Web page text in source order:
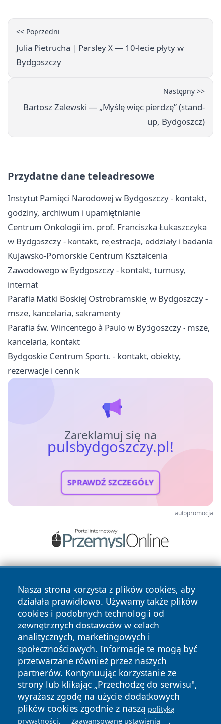
<< Poprzedni
Julia Pietrucha | Parsley X — 10-lecie płyty w
Bydgoszczy
Następny >>
Bartosz Zalewski — „Myślę więc pierdzę” (stand-
up, Bydgoszcz)
Przydatne dane teleadresowe
Instytut Pamięci Narodowej w Bydgoszczy - kontakt,
godziny, archiwum i upamiętnianie
Centrum Onkologii im. prof. Franciszka Łukaszczyka
w Bydgoszczy - kontakt, rejestracja, oddziały i badania
Kujawsko-Pomorskie Centrum Kształcenia
Zawodowego w Bydgoszczy - kontakt, turnusy,
internat
Parafia Matki Boskiej Ostrobramskiej w Bydgoszczy -
msze, kancelaria, sakramenty
Parafia św. Wincentego à Paulo w Bydgoszczy - msze,
kancelaria, kontakt
Bydgoskie Centrum Sportu - kontakt, obiekty,
rezerwacje i cennik
Zareklamuj się na
pulsbydgoszczy.pl!
SPRAWDŹ SZCZEGÓŁY
autopromocja
Nasza strona korzysta z plików cookies, aby
działała prawidłowo. Używamy także plików
cookies i podobnych technologii od
zewnętrznych dostawców w celach
analitycznych, marketingowych i
społecznościowych. Informacje te mogą być
przetwarzane również przez naszych
partnerów. Kontynuując korzystanie ze
strony lub klikając „Przechodzę do serwisu",
wyrażasz zgodę na użycie dodatkowych
plików cookies zgodnie z naszą polityką
prywatności. Zaawansowane ustawienia .
Copyright © 2026 pulsbydgoszczy.pl Wszystkie prawa
zastrzeżone.
News Autorzy
Polityka
Prywatności
Polityka
Cookies